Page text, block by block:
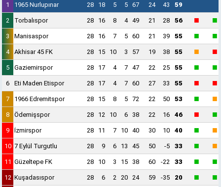
1 1965 Nurlupınar 28 18 5 5 67 24 43 59
2 Torbalıspor 28 16 8 4 49 21 28 56 ■ ■
3 Manisaspor 28 16 7 5 60 21 39 55 ■ ■
4 Akhisar 45 FK 28 15 10 3 57 19 38 55 ■ ■
5 Gaziemirspor 28 17 4 7 47 22 25 55 ■ ■
6 Eti Maden Etispor 28 17 4 7 60 27 33 55 ■ ■
7 1966 Edremitspor 28 15 8 5 72 22 50 53 ■ ■
8 Ödemişspor 28 12 10 6 38 22 16 46 ■ ■
9 İzmirspor 28 11 7 10 40 30 10 40 ■ ■
10 7 Eylül Turgutlu 28 9 6 13 45 50 -5 33 ■ ■
11 Güzeltepe FK 28 10 3 15 38 60 -22 33 ■ ■
12 Kuşadasıspor 28 6 2 20 24 59 -35 20 ■ ■